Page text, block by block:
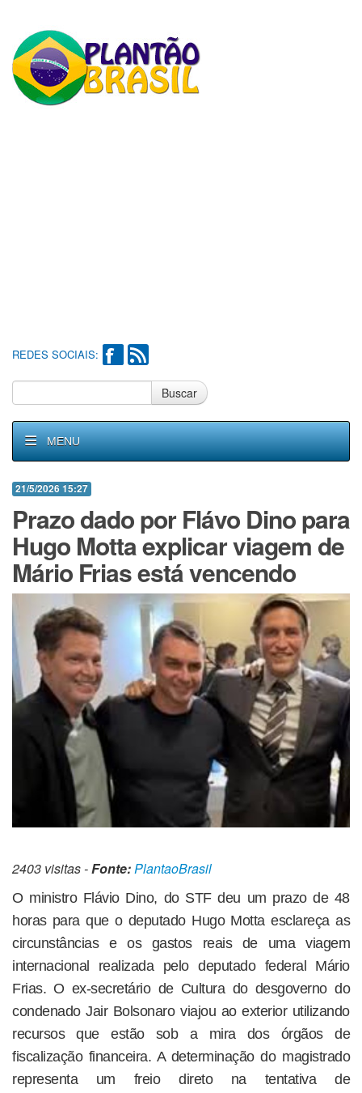
REDES SOCIAIS:
Buscar
MENU
21/5/2026 15:27
Prazo dado por Flávo Dino para
Hugo Motta explicar viagem de
Mário Frias está vencendo
2403 visitas -Fonte:PlantaoBrasil
O ministro Flávio Dino, do STF deu um prazo de 48
horas para que o deputado Hugo Motta esclareça as
circunstâncias e os gastos reais de uma viagem
internacional realizada pelo deputado federal Mário
Frias. O ex-secretário de Cultura do desgoverno do
condenado Jair Bolsonaro viajou ao exterior utilizando
recursos que estão sob a mira dos órgãos de
fiscalização financeira. A determinação do magistrado
representa um freio direto na tentativa de